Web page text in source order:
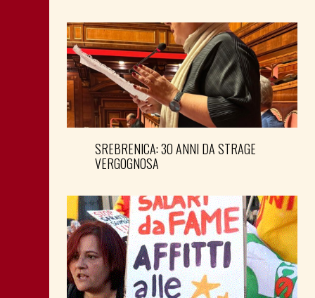
SREBRENICA: 30 ANNI DA STRAGE
VERGOGNOSA